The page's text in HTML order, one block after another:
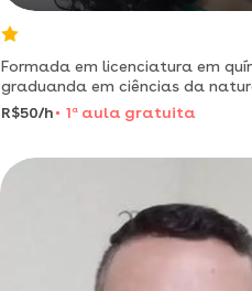
Formada em licenciatura em
graduanda em ciências da
eauxílio nos estudos de todos os
ano do fundamental ao 3° ano
R$50/h 1 a aula gratuita